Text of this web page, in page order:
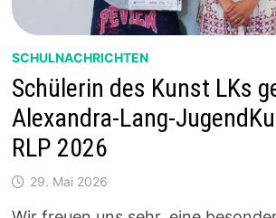
SCHULNACHRICHTEN
Schülerin des Kunst LKs
Alexandra-Lang-
RLP 2026
29. Mai 2026